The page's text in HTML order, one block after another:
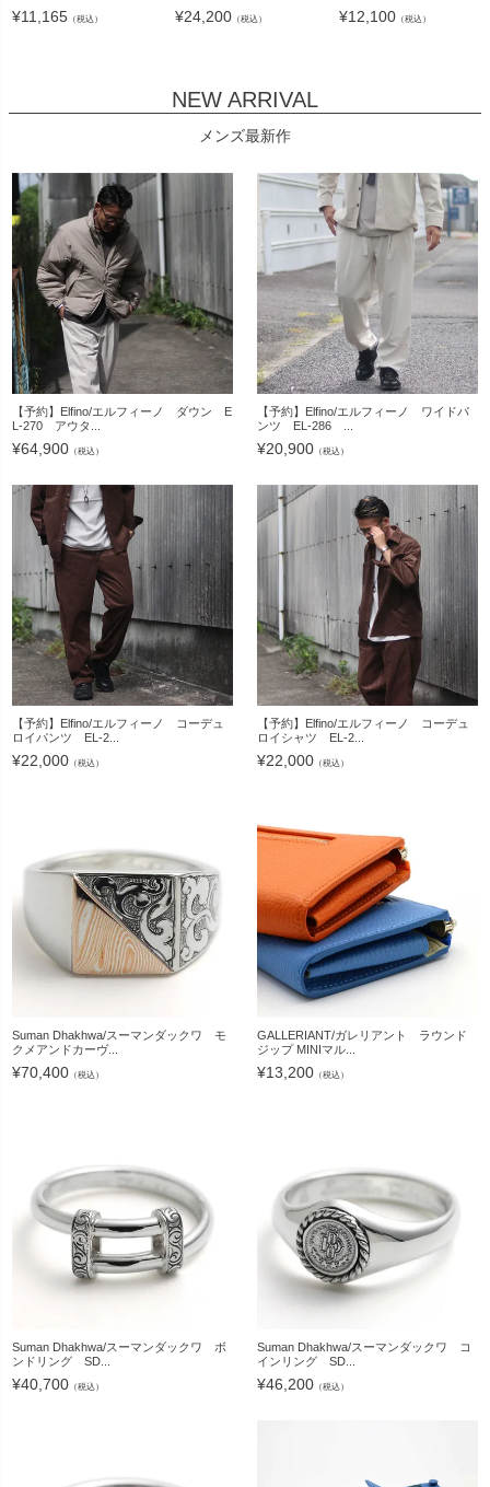
¥11,165 （税込） ¥24,200 （税込） ¥12,100（税込）
NEW ARRIVAL
メンズ最新作
【予約】Elfino/エルフィーノ ダウン E
L-270 アウタ...
¥64,900 （税込）
【予約】Elfino/エルフィーノ ワイドパ
ンツ EL-286 ...
¥20,900 （税込）
【予約】Elfino/エルフィーノ コーデュ
ロイパンツ EL-2...
¥22,000 （税込）
【予約】Elfino/エルフィーノ コーデュ
ロイシャツ EL-2...
¥22,000 （税込）
Suman Dhakhwa/スーマンダックワ モ
クメアンドカーヴ...
¥70,400 （税込）
GALLERIANT/ガレリアント ラウンド
ジップ MINIマル...
¥13,200 （税込）
Suman Dhakhwa/スーマンダックワ ボ
ンドリング SD...
¥40,700 （税込）
Suman Dhakhwa/スーマンダックワ コ
インリング SD...
¥46,200 （税込）